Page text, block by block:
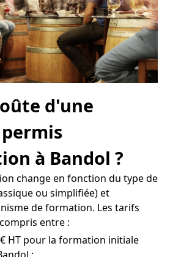
d'une
à Bandol ?
change en fonction du type de
ou simplifiée) et
de formation. Les tarifs
entre :
HT pour la formation initiale
;